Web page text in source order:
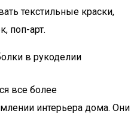
текстильные краски,
поп-арт.
в рукоделии
все более
интерьера дома. Они